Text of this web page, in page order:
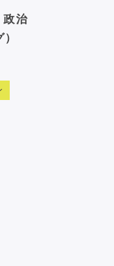
政治